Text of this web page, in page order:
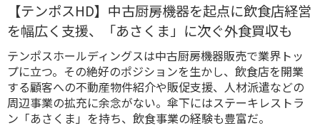
【テンポスHD】中古厨房機器を起点に飲食店経営
を幅広く支援、「あさくま」に次ぐ外食買収も
テンポスホールディングスは中古厨房機器販売で業界トッ
プに立つ。その絶好のポジションを生かし、飲食店を開業
する顧客への不動産物件紹介や販促支援、人材派遣などの
周辺事業の拡充に余念がない。傘下にはステーキレストラ
ン「あさくま」を持ち、飲食事業の経験も豊富だ。